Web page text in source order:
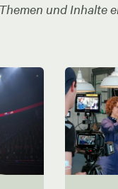
und Inhalte